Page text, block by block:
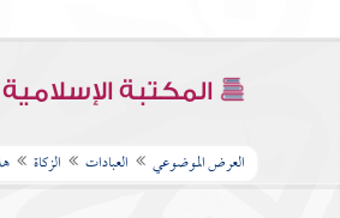
المكتبة الإسلامية
العرض الموضوعي العبادات الزكاة